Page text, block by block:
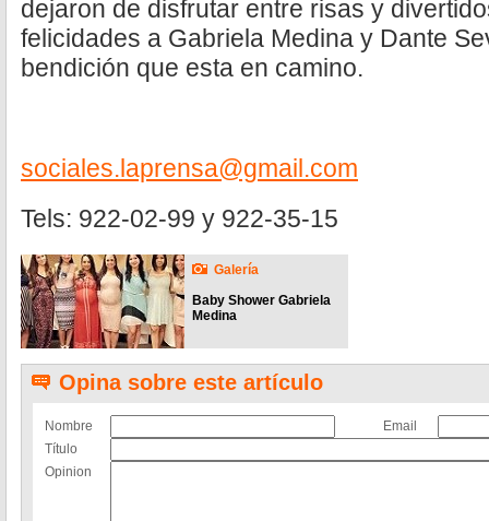
dejaron de disfrutar entre risas y
felicidades a Gabriela Medina y Dante
bendición que esta en camino.
sociales.laprensa@gmail.com
Tels: 922-02-99 y 922-35-15
Galería
Baby Shower Gabriela
Medina
Opina sobre este artículo
Nombre
Email
Título
Opinion